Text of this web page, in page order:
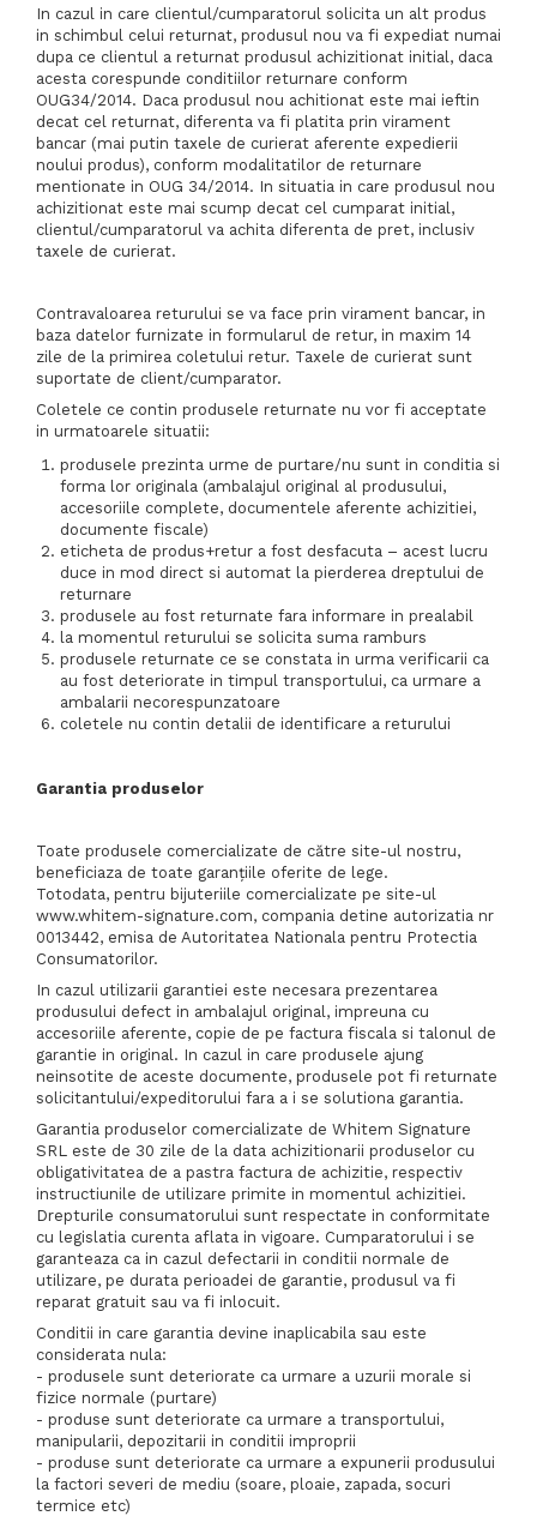
In cazul in care clientul/cumparatorul solicita un alt produs
in schimbul celui returnat, produsul nou va fi expediat numai
dupa ce clientul a returnat produsul achizitionat initial, daca
acesta corespunde conditiilor returnare conform
OUG34/2014. Daca produsul nou achitionat este mai ieftin
decat cel returnat, diferenta va fi platita prin virament
bancar (mai putin taxele de curierat aferente expedierii
noului produs), conform modalitatilor de returnare
mentionate in OUG 34/2014. In situatia in care produsul nou
achizitionat este mai scump decat cel cumparat initial,
clientul/cumparatorul va achita diferenta de pret, inclusiv
taxele de curierat.
Contravaloarea returului se va face prin virament bancar, in
baza datelor furnizate in formularul de retur, in maxim 14
zile de la primirea coletului retur. Taxele de curierat sunt
suportate de client/cumparator.
Coletele ce contin produsele returnate nu vor fi acceptate
in urmatoarele situatii:
produsele prezinta urme de purtare/nu sunt in conditia si
forma lor originala (ambalajul original al produsului,
accesoriile complete, documentele aferente achizitiei,
documente fiscale)
eticheta de produs+retur a fost desfacuta – acest lucru
duce in mod direct si automat la pierderea dreptului de
returnare
produsele au fost returnate fara informare in prealabil
la momentul returului se solicita suma ramburs
produsele returnate ce se constata in urma verificarii ca
au fost deteriorate in timpul transportului, ca urmare a
ambalarii necorespunzatoare
coletele nu contin detalii de identificare a returului
Garantia produselor
Toate produsele comercializate de către site-ul nostru,
beneficiaza de toate garanțiile oferite de lege.
Totodata, pentru bijuteriile comercializate pe site-ul
www.whitem-signature.com, compania detine autorizatia nr
0013442, emisa de Autoritatea Nationala pentru Protectia
Consumatorilor.
In cazul utilizarii garantiei este necesara prezentarea
produsului defect in ambalajul original, impreuna cu
accesoriile aferente, copie de pe factura fiscala si talonul de
garantie in original. In cazul in care produsele ajung
neinsotite de aceste documente, produsele pot fi returnate
solicitantului/expeditorului fara a i se solutiona garantia.
Garantia produselor comercializate de Whitem Signature
SRL este de 30 zile de la data achizitionarii produselor cu
obligativitatea de a pastra factura de achizitie, respectiv
instructiunile de utilizare primite in momentul achizitiei.
Drepturile consumatorului sunt respectate in conformitate
cu legislatia curenta aflata in vigoare. Cumparatorului i se
garanteaza ca in cazul defectarii in conditii normale de
utilizare, pe durata perioadei de garantie, produsul va fi
reparat gratuit sau va fi inlocuit.
Conditii in care garantia devine inaplicabila sau este
considerata nula:
- produsele sunt deteriorate ca urmare a uzurii morale si
fizice normale (purtare)
- produse sunt deteriorate ca urmare a transportului,
manipularii, depozitarii in conditii improprii
- produse sunt deteriorate ca urmare a expunerii produsului
la factori severi de mediu (soare, ploaie, zapada, socuri
termice etc)